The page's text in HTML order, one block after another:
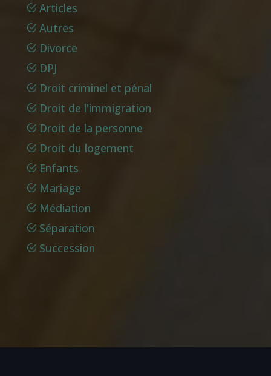
Articles
Autres
Divorce
DPJ
Droit criminel et pénal
Droit de l'immigration
Droit de la personne
Droit du logement
Enfants
Mariage
Médiation
Séparation
Succession